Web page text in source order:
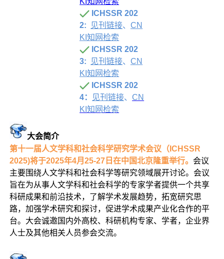
ICHSSR 202
2:
见刊链接、CN
KI知网检索
ICHSSR 202
3:
见刊链接、CN
KI知网检索
ICHSSR 202
4：
见刊链接、CN
KI知网检索
大会简介
第十一届人文学科和社会科学研究学术会议（ICHSSR
2025)将于2025年4月25-27日在中国北京隆重举行。 会议
主要围绕人文学科和社会科学等研究领域展开讨论。会议
旨在为从事人文学科和社会科学的专家学者提供一个共享
科研成果和前沿技术，了解学术发展趋势，拓宽研究思
路，加强学术研究和探讨，促进学术成果产业化合作的平
台。大会诚邀国内外高校、科研机构专家、学者，企业界
人士及其他相关人员参会交流。